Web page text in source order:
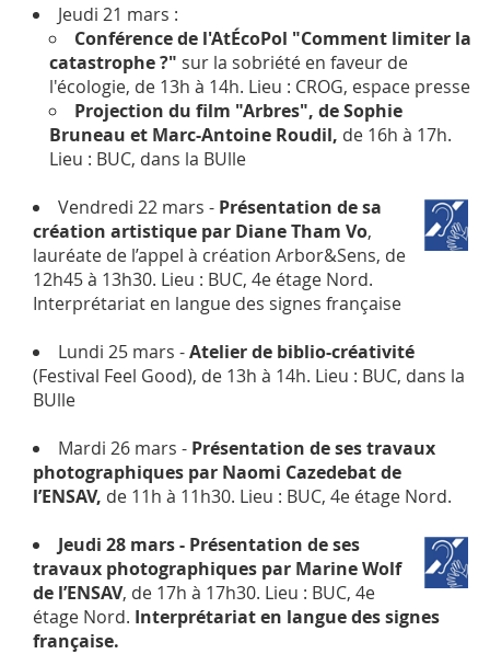
Jeudi 21 mars :
Conférence de l'AtÉcoPol "Comment limiter la
catastrophe ?" sur la sobriété en faveur de
l'écologie, de 13h à 14h. Lieu : CROG, espace presse
Projection du film "Arbres", de Sophie
Bruneau et Marc-Antoine Roudil, de 16h à 17h.
Lieu : BUC, dans la BUlle
Vendredi 22 mars - Présentation de sa
création artistique par Diane Tham Vo,
lauréate de l’appel à création Arbor&Sens, de
12h45 à 13h30. Lieu : BUC, 4e étage Nord.
Interprétariat en langue des signes française
Lundi 25 mars -Atelier de biblio-créativité
(Festival Feel Good), de 13h à 14h. Lieu : BUC, dans la
BUlle
Mardi 26 mars - Présentation de sestravaux
photographiques par Naomi Cazedebatde
l’ENSAV, de 11h à 11h30. Lieu : BUC, 4e étage Nord.
Jeudi 28 mars- Présentation de ses
travaux photographiques par Marine Wolf
de l’ENSAV, de 17h à 17h30. Lieu : BUC, 4e
étage Nord. Interprétariat en langue des signes
française.